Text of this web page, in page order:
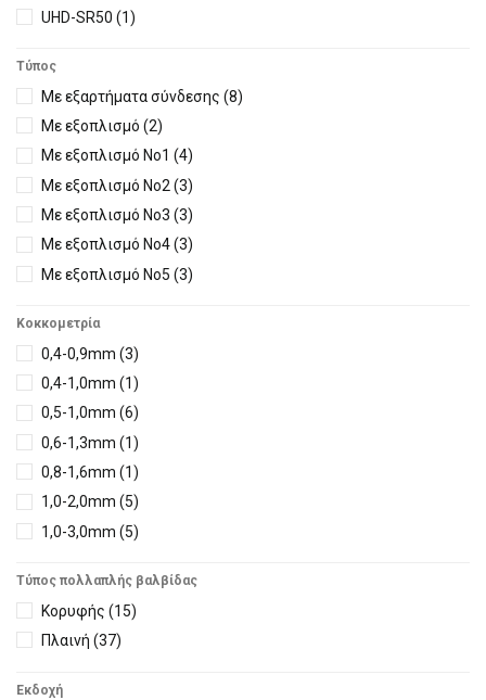
(2)
23m3/h
25m3/h(20)
24m3/h(7)
26m3/h(2)
27m3/h(6)
27,2m3/h (3)
30m3/h(24)
31,5m3/h (6)
33m3/h(5)
33,4m3/h(2)
35m3/h(9)
36m3/h(1)
34m3/h(6)
38m3/h(4)
39,7m3/h(1)
43m3/h(9)
45m3/h (8)
46m3/h (7)
56m3/h
UHD-SR50 (1)
UHD-SR100
UHD-SR135(1)
UHD-SR137(1)
SPAQUIP 2075(1)
SPAQUIP 2100(1)
SPAQUIP 2150(1)
Τύπος
Με εξαρτήματα σύνδεσης (8)
Με εξοπλισμό (2)
Με εξοπλισμό Νο1 (4)
Με εξοπλισμό Νο2 (3)
Με εξοπλισμό Νο3 (3)
Με εξοπλισμό Νο4(3)
Με εξοπλισμό Νο5 (3)
Με εξοπλισμό Νο7
Με εξοπλισμό Νο8
Με εξοπλισμό Νο9
Με εξοπλισμό Νο10
Με εξοπλισμό Νο11
Με εξοπλισμό Νο12
Με εξοπλισμό Νο13
Με ρακόρ(1)
Χωρίς εξαρτήματα σύνδεσης
Χωρίς εξοπλισμό
Χωρίς ρακόρ
Κοκκομετρία
0,4-0,9mm (3)
0,4-1,0mm (1)
0,5-1,0mm (6)
0,6-1,3mm (1)
0,8-1,6mm (1)
1,0-2,0mm (5)
1,0-3,0mm (5)
2,0-5,0mm(1)
3,0-5,0mm (1)
3,0-7,0mm(2)
Τύπος πολλαπλής βαλβίδας
Κορυφής (15)
Πλαινή (37)
Εκδοχή